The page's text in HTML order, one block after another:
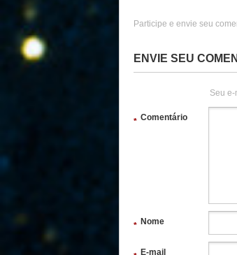
Participe e envie seu
ENVIE SEU
Seu
Comentário
*
Nome
*
E-mail